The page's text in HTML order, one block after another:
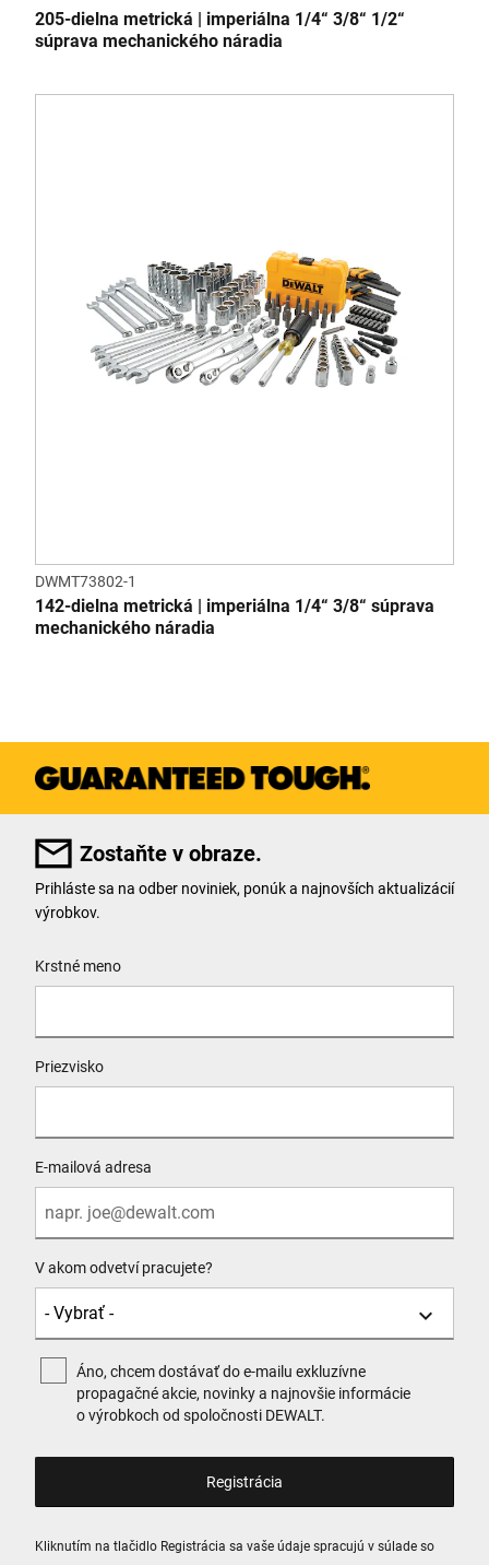
205-dielna metrická | imperiálna 1/4“ 3/8“ 1/2“
súprava mechanického náradia
DWMT73802-1
142-dielna metrická | imperiálna 1/4“ 3/8“ súprava
mechanického náradia
Zostaňte v obraze.
Prihláste sa na odber noviniek, ponúk a najnovších aktualizácií
výrobkov.
Krstné meno
Priezvisko
E-mailová adresa
V akom odvetví pracujete?
Áno, chcem dostávať do e-mailu exkluzívne
propagačné akcie, novinky a najnovšie informácie
o výrobkoch od spoločnosti DEWALT.
Kliknutím na tlačidlo Registrácia sa vaše údaje spracujú v súlade so